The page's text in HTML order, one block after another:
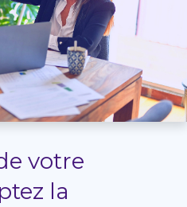
votre
la